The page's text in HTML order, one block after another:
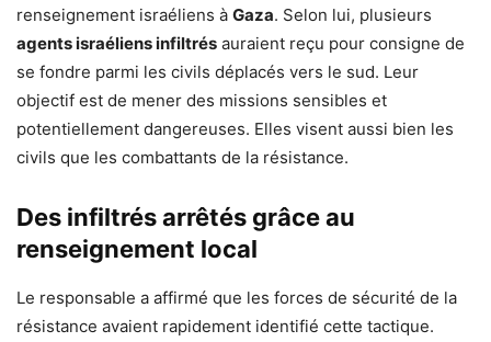
renseignement israéliens à Gaza. Selon lui, plusieurs
agents israéliens infiltrés auraient reçu pour consigne de
se fondre parmi les civils déplacés vers le sud. Leur
objectif est de mener des missions sensibles et
potentiellement dangereuses. Elles visent aussi bien les
civils que les combattants de la résistance.
Des infiltrés arrêtés grâce au
renseignement local
Le responsable a affirmé que les forces de sécurité de la
résistance avaient rapidement identifié cette tactique.